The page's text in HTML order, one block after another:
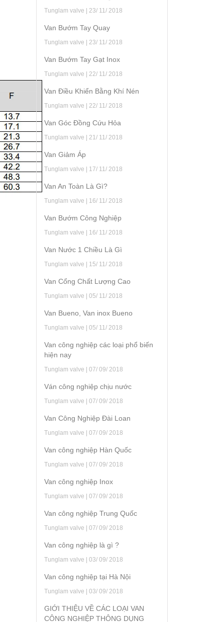
Tunglam valve | 23/ 11/ 2018
Van Bướm Tay Quay
Tunglam valve | 23/ 11/ 2018
Van Bướm Tay Gạt Inox
Tunglam valve | 22/ 11/ 2018
Van Điều Khiển Bằng Khí Nén
Tunglam valve | 22/ 11/ 2018
Van Góc Đồng Cứu Hỏa
Tunglam valve | 21/ 11/ 2018
Van Giảm Áp
Tunglam valve | 17/ 11/ 2018
Van An Toàn Là Gì?
Tunglam valve | 16/ 11/ 2018
Van Bướm Công Nghiệp
Tunglam valve | 16/ 11/ 2018
Van Nước 1 Chiều Là Gì
Tunglam valve | 15/ 11/ 2018
Van Cổng Chất Lượng Cao
Tunglam valve | 05/ 11/ 2018
Van Bueno, Van inox Bueno
Tunglam valve | 05/ 11/ 2018
Van công nghiệp các loại phổ biến
hiện nay
Tunglam valve | 07/ 09/ 2018
Ván công nghiệp chịu nước
Tunglam valve | 07/ 09/ 2018
Van Công Nghiệp Đài Loan
Tunglam valve | 07/ 09/ 2018
Van công nghiệp Hàn Quốc
Tunglam valve | 07/ 09/ 2018
Van công nghiệp Inox
Tunglam valve | 07/ 09/ 2018
Van công nghiệp Trung Quốc
Tunglam valve | 07/ 09/ 2018
Van công nghiệp là gì ?
Tunglam valve | 03/ 09/ 2018
Van công nghiệp tại Hà Nội
Tunglam valve | 03/ 09/ 2018
GIỚI THIỆU VỀ CÁC LOẠI VAN
CÔNG NGHIỆP THÔNG DỤNG